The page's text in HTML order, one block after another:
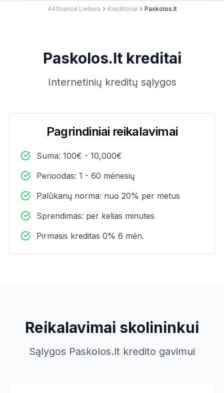
44finance Lietuva Kreditoriai Paskolos.lt
Paskolos.lt kreditai
Internetinių kreditų sąlygos
Pagrindiniai reikalavimai
Suma: 100€ - 10,000€
Perioodas: 1 - 60 mėnesių
Palūkanų norma: nuo 20% per metus
Sprendimas: per kelias minutes
Pirmasis kreditas 0% 6 mėn.
Reikalavimai skolininkui
Sąlygos Paskolos.lt kredito gavimui